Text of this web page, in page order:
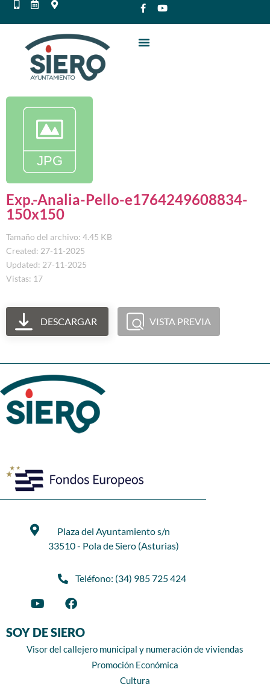
Exp.-Analia-Pello-e1764249608834-
150x150
Tamaño del archivo: 4.45 KB
Created: 27-11-2025
Updated: 27-11-2025
Vistas: 17
DESCARGAR VISTA PREVIA
Plaza del Ayuntamiento s/n
33510 - Pola de Siero (Asturias)
Teléfono: (34) 985 725 424
SOY DE SIERO
Visor del callejero municipal y numeración de viviendas
Promoción Económica
Cultura